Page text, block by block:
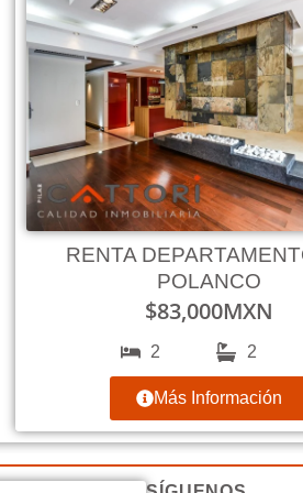
RENTA
POLANCO
$83,000MXN
2 2
Más Información